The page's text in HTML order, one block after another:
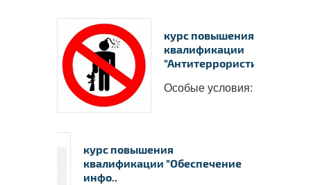
курс повышения
квалификации
"Антитеррористиче..
Особые условия: ..
курс повышения
квалификации "Обеспечение
инфо..